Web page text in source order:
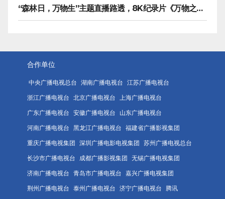
“森林日，万物生”主题直播路透，8K纪录片《万物之生》今晚播出
合作单位
中央广播电视总台 湖南广播电视台 江苏广播电视台
浙江广播电视台 北京广播电视台 上海广播电视台
广东广播电视台 安徽广播电视台 山东广播电视台
河南广播电视台 黑龙江广播电视台 福建省广播影视集团
重庆广播电视集团 深圳广播电影电视集团 苏州广播电视总台
长沙市广播电视台 成都广播影视集团 无锡广播电视集团
济南广播电视台 青岛市广播电视台 嘉兴广播电视集团
荆州广播电视台 泰州广播电视台 济宁广播电视台 腾讯